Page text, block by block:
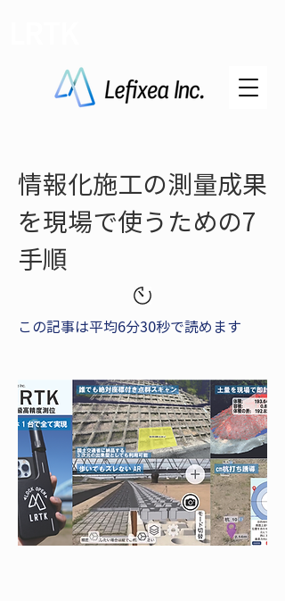
情報化施工の測量成果
を現場で使うための7
手順
この記事は平均6分30秒で読めます